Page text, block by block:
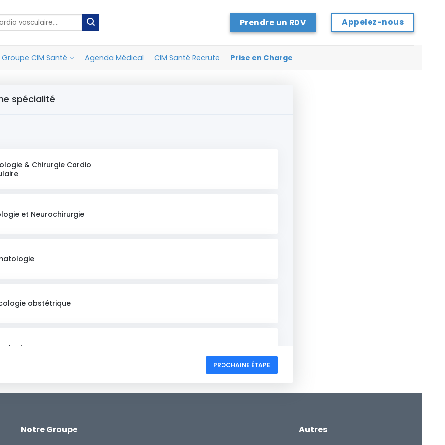
Prendre un RDV Appelez-nous
Groupe CIM Santé Agenda Médical CIM Santé Recrute Prise en Charge
spécialité
& Chirurgie Cardio
et Neurochirurgie
obstétrique
PROCHAINE ÉTAPE
Notre Groupe Autres